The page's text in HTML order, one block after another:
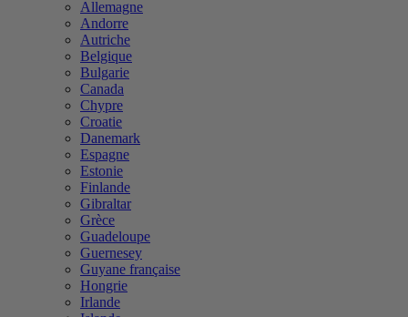
Allemagne
Andorre
Autriche
Belgique
Bulgarie
Canada
Chypre
Croatie
Danemark
Espagne
Estonie
Finlande
Gibraltar
Grèce
Guadeloupe
Guernesey
Guyane française
Hongrie
Irlande